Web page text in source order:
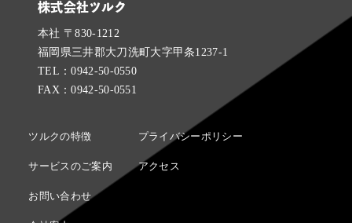
株式会社ツルク
本社 〒830-1212
福岡県三井郡⼤⼑洗町⼤字甲条1237-1
TEL：0942-50-0550
FAX：0942-50-0551
ツルクの特徴
サービスのご案内
お問い合わせ
プライバシーポリシー
アクセス